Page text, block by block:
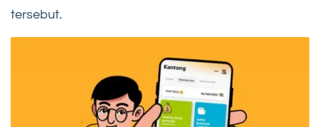
tersebut.